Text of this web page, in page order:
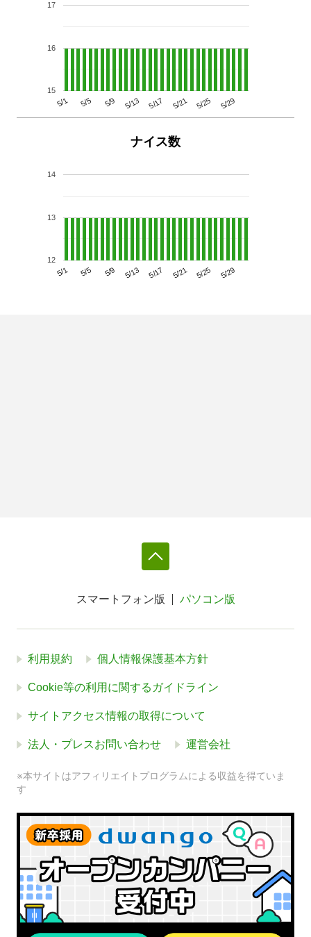
5/1 5/5 5/9 5/13 5/17 5/21 5/25 5/29
15
16
17
ナイス数
5/1 5/5 5/9 5/13 5/17 5/21 5/25 5/29
12
13
14
スマートフォン版 パソコン版
利用規約 個人情報保護基本方針
Cookie等の利用に関するガイドライン
サイトアクセス情報の取得について
法人・プレスお問い合わせ 運営会社
※本サイトはアフィリエイトプログラムによる収益を得ていま
す